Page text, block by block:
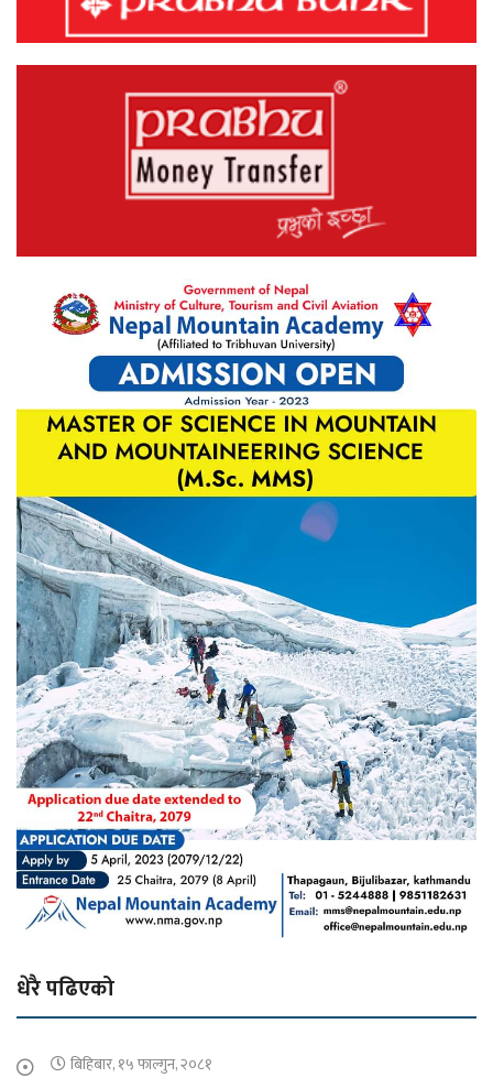
धेरै पढिएको
बिहिबार, १५ फाल्गुन, २०८१